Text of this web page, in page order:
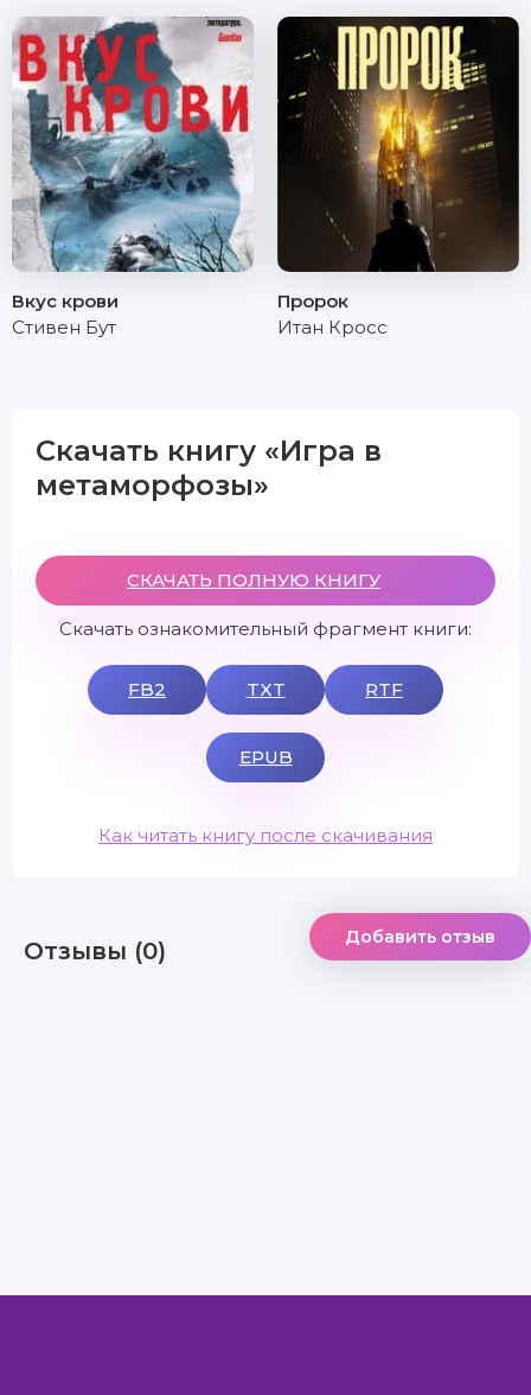
Вкус крови
Стивен Бут
Пророк
Итан Кросс
Скачать книгу «Игра в
метаморфозы»
СКАЧАТЬ ПОЛНУЮ КНИГУ
Скачать ознакомительный фрагмент книги:
FB2 TXT RTF
EPUB
Как читать книгу после скачивания
Отзывы (0) Добавить отзыв